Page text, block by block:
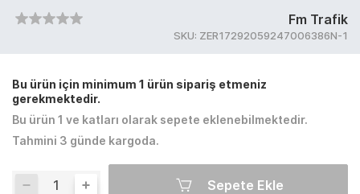
Fm Trafik
SKU: ZER17292059247006386N-1
Bu ürün için minimum 1 ürün sipariş etmeniz
gerekmektedir.
Bu ürün 1 ve katları olarak sepete eklenebilmektedir.
Tahmini 3 günde kargoda.
Sepete Ekle